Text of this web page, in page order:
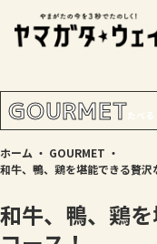
GOURMETたべる
ホーム ・ GOURMET ・
和牛、鴨、鶏